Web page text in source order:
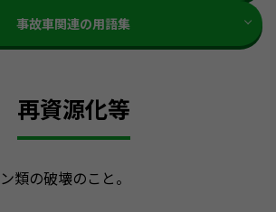
事故車関連の用語集
再資源化等
類の破壊のこと。